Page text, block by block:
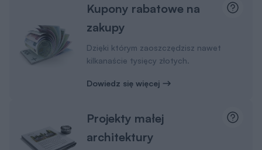
Kupony rabatowe na
zakupy
Dzięki którym zaoszczędzisz nawet
kilkanaście tysięcy złotych.
Dowiedz się więcej
Projekty małej
architektury